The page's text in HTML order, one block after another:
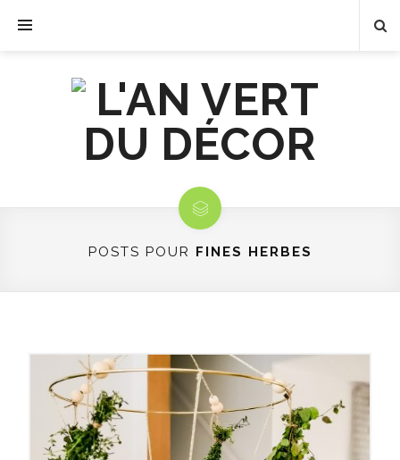
POSTS POUR FINES HERBES